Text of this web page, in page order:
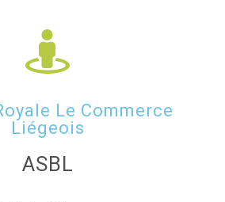
Le Commerce
Liégeois
ASBL